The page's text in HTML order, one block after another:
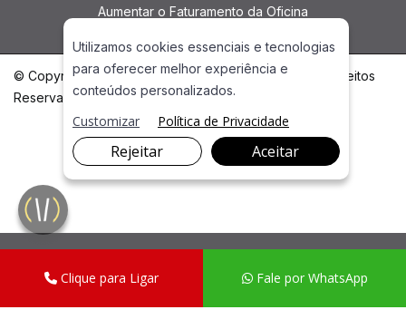
Aumentar o Faturamento da Oficina
© Copyright 2026. DIVIA Marketing Digital. Todos os Direitos
Reservados
Clique para Ligar Fale por WhatsApp
Utilizamos cookies essenciais e tecnologias
para oferecer melhor experiência e
conteúdos personalizados.
Customizar Política de Privacidade
Rejeitar Aceitar